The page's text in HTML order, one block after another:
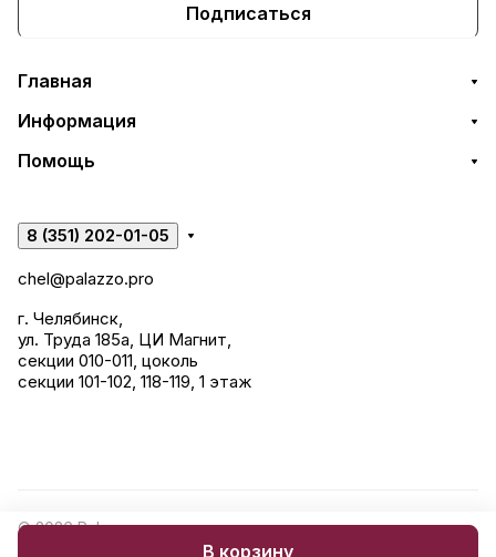
В корзину
Подписаться
Главная
Информация
Помощь
8 (351) 202-01-05
chel@palazzo.pro
г. Челябинск,
ул. Труда 185а, ЦИ Магнит,
секции 010-011, цоколь
секции 101-102, 118-119, 1 этаж
© 2026 Palazzo: керамогранит, сантехника, строительные